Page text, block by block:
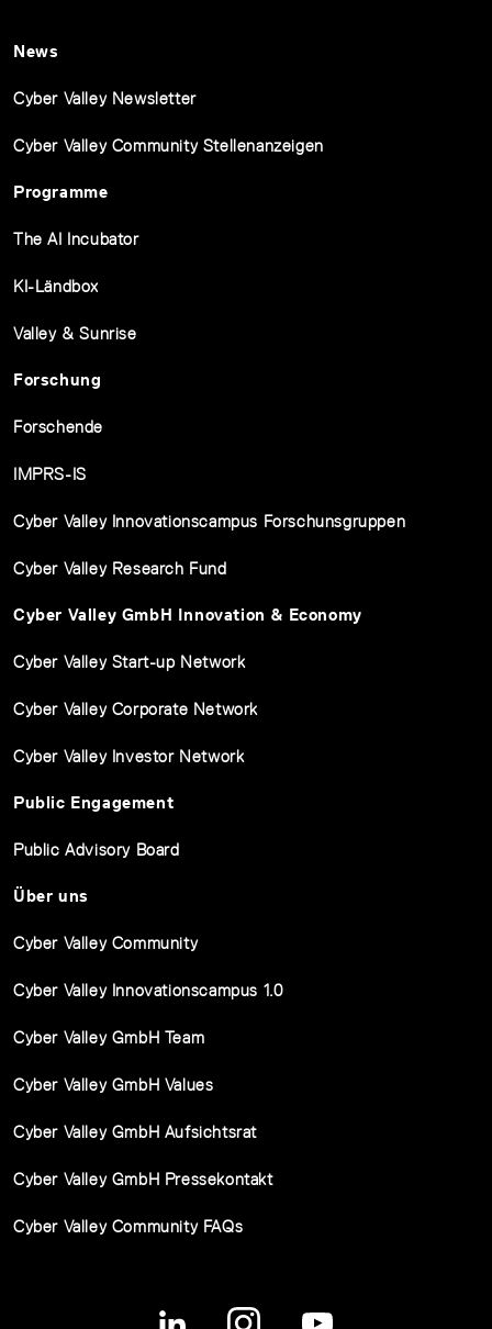
News
Cyber Valley Newsletter
Cyber Valley Community Stellenanzeigen
Programme
The AI Incubator
KI-Ländbox
Valley & Sunrise
Forschung
Forschende
IMPRS-IS
Cyber Valley Innovationscampus Forschunsgruppen
Cyber Valley Research Fund
Cyber Valley GmbH Innovation & Economy
Cyber Valley Start-up Network
Cyber Valley Corporate Network
Cyber Valley Investor Network
Public Engagement
Public Advisory Board
Über uns
Cyber Valley Community
Cyber Valley Innovationscampus 1.0
Cyber Valley GmbH Team
Cyber Valley GmbH Values
Cyber Valley GmbH Aufsichtsrat
Cyber Valley GmbH Pressekontakt
Cyber Valley Community FAQs